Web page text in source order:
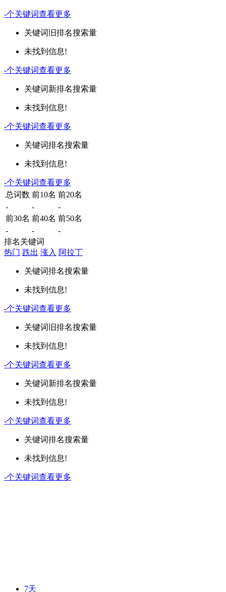
-个关键词查看更多
关键词 旧排名搜索量
未找到信息!
-个关键词查看更多
关键词新排名搜索量
未找到信息!
-个关键词查看更多
关键词排名搜索量
未找到信息!
-个关键词查看更多
总词数 前10名 前20名
-
-
-
前30名 前40名 前50名
-
-
-
排名关键词
热门 跌出 涨入 阿拉丁
关键词排名搜索量
未找到信息!
-个关键词查看更多
关键词 旧排名搜索量
未找到信息!
-个关键词查看更多
关键词新排名搜索量
未找到信息!
-个关键词查看更多
关键词排名搜索量
未找到信息!
-个关键词查看更多
7天